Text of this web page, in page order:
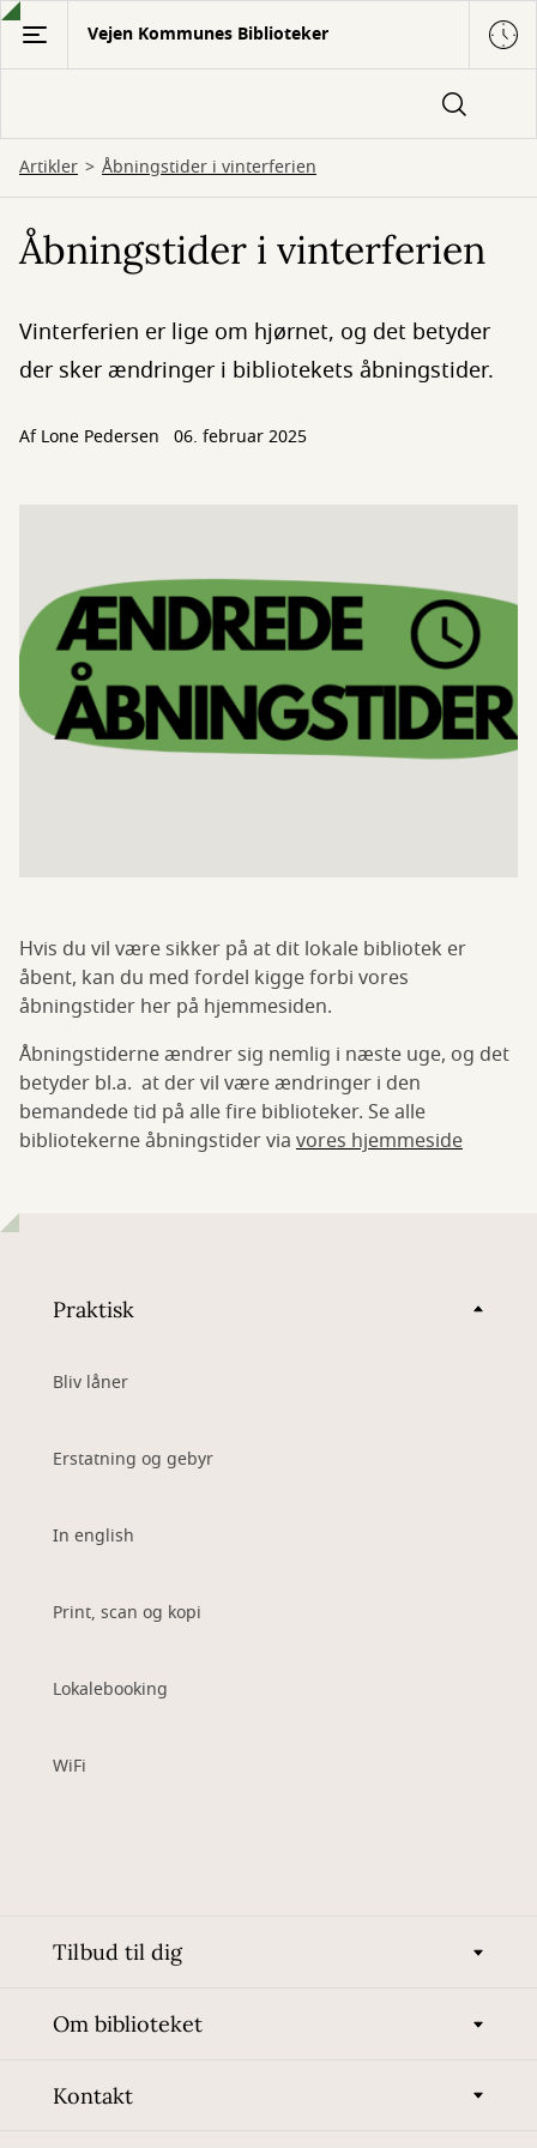
Gå
hovedindhold
Vejen Kommunes Biblioteker
Artikler Åbningstider i vinterferien
Åbningstider i vinterferien
Vinterferien er lige om hjørnet, og det betyder
der sker ændringer i bibliotekets åbningstider.
AfLone Pedersen 06. februar 2025
Hvis du vil være sikker på at dit lokale bibliotek er
åbent, kan du med fordel kigge forbi vores
åbningstider her på hjemmesiden.
Åbningstiderne ændrer sig nemlig i næste uge, og det
betyder bl.a. at der vil være ændringer i den
bemandede tid på alle fire biblioteker. Se alle
bibliotekerne åbningstider via vores hjemmeside
Praktisk
Bliv låner
Erstatning og gebyr
In english
Print, scan og kopi
Lokalebooking
WiFi
Tilbud til dig
Om biblioteket
Kontakt